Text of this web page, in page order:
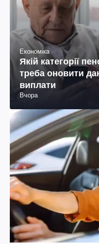
Економіка
Якій категорії
треба оновити
виплати
Вчора